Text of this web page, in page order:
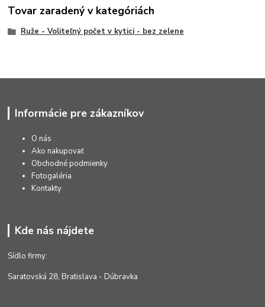
Tovar zaradený v kategóriách
Ruže - Voliteľný počet v kytici - bez zelene
Informácie pre zákazníkov
O nás
Ako nakupovať
Obchodné podmienky
Fotogaléria
Kontakty
Kde nás nájdete
Sídlo firmy:
Saratovská 28, Bratislava - Dúbravka